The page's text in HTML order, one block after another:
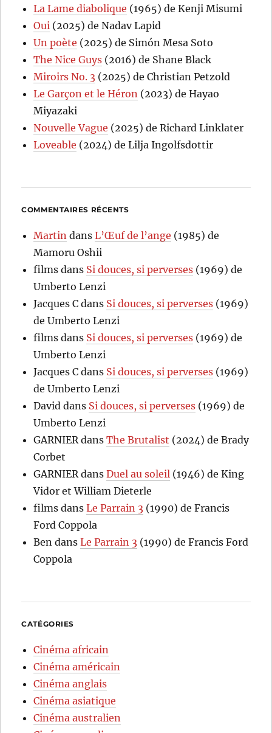
La Lame diabolique (1965) de Kenji Misumi
Oui (2025) de Nadav Lapid
Un poète (2025) de Simón Mesa Soto
The Nice Guys (2016) de Shane Black
Miroirs No. 3 (2025) de Christian Petzold
Le Garçon et le Héron (2023) de Hayao
Miyazaki
Nouvelle Vague (2025) de Richard Linklater
Loveable (2024) de Lilja Ingolfsdottir
COMMENTAIRES RÉCENTS
Martin dansL’Œuf de l’ange (1985) de
Mamoru Oshii
films dans Si douces, si perverses (1969) de
Umberto Lenzi
Jacques C dans Si douces, si perverses (1969)
de Umberto Lenzi
films dans Si douces, si perverses (1969) de
Umberto Lenzi
Jacques C dans Si douces, si perverses (1969)
de Umberto Lenzi
David dans Si douces, si perverses (1969) de
Umberto Lenzi
GARNIERdansThe Brutalist (2024) de Brady
Corbet
GARNIERdansDuel au soleil (1946) de King
Vidor et William Dieterle
films dansLe Parrain 3 (1990) de Francis
Ford Coppola
Ben dansLe Parrain 3 (1990) de Francis Ford
Coppola
CATÉGORIES
Cinéma africain
Cinéma américain
Cinéma anglais
Cinéma asiatique
Cinéma australien